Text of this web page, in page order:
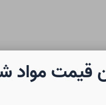
شیمی
قیمت مواد